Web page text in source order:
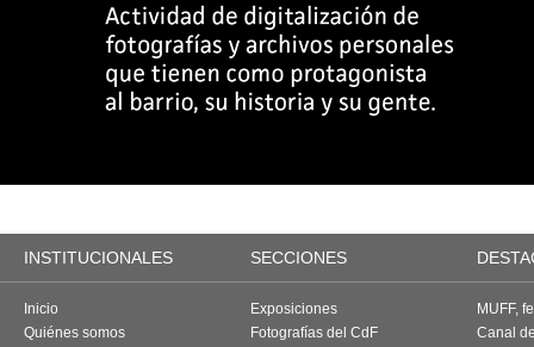
INSTITUCIONALES SECCIONES
Inicio
Quiénes somos
Exposiciones
Fotografías del CdF
MUFF,
Canal